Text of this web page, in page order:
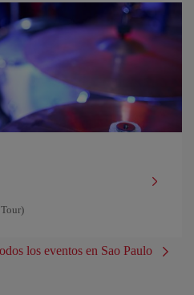
los eventos en Sao Paulo